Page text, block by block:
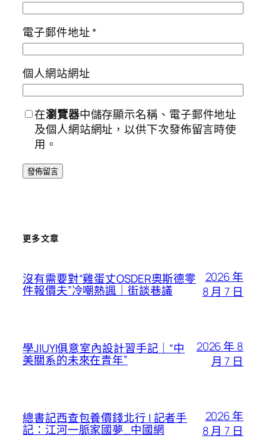
電子郵件地址*
個人網站網址
在瀏覽器中儲存顯示名稱、電子郵件地址
及個人網站網址，以供下次發佈留言時使
用。
更多文章
沒有需要對“雞蛋丈OSDER奧斯德零
件報價夫”冷嘲熱諷｜街談巷議
2026 年
8 月 7 日
學JIUYI俱意室內設計習手記｜“中
美關系的未來在青年”
2026 年 8
月 7 日
總書記西查包養價錢北行 | 記者手
記：江河一脈家國夢_中國網
2026 年
8 月 7 日